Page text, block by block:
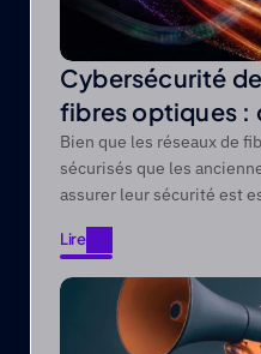
Cybersécurité
fibres optiques :
protéger les
optiques contre
Bien que les réseaux de
sécurisés que les
assurer leur sécurité est
Lire
Lire